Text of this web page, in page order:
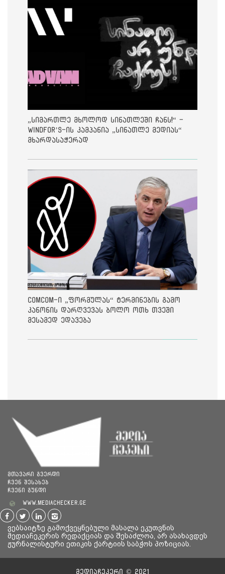
„სიმართლე მხოლოდ სინათლეში ჩანს!“ -
Windfor’s-ის კამპანია „სინათლე მედიას“
მხარდასაჭერად
ComCom-ი „ფორმულას“ ტერმინების გამო
კანონის დარღვევას ბოლო ოთხ თვეში
მესამედ ედავება
მთავარი გვერდი
ჩვენ შესახებ
ჩვენი გუნდი
www.mediachecker.ge
ვებსაიტზე გამოქვეყნებული მასალა ეკუთვნის
მედიაჩეკერის რედაქციას და შესაძლოა, არ ასახავდეს
ჟურნალისტური ეთიკის ქარტიის საბჭოს პოზიციას.
მედიაჩეკერი © 2021